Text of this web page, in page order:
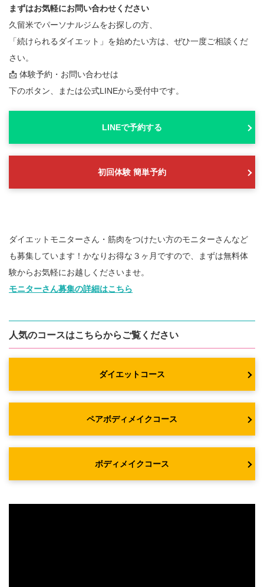
まずはお気軽にお問い合わせください
久留米でパーソナルジムをお探しの方、
「続けられるダイエット」を始めたい方は、ぜひ一度ご相談くだ
さい。
📩 体験予約・お問い合わせは
下のボタン、または公式LINEから受付中です。
LINEで予約する
初回体験 簡単予約
ダイエットモニターさん・筋肉をつけたい方のモニターさんなど
も募集しています！かなりお得な３ヶ月ですので、まずは無料体
験からお気軽にお越しくださいませ。
モニターさん募集の詳細はこちら
人気のコースはこちらからご覧ください
ダイエットコース
ペアボディメイクコース
ボディメイクコース